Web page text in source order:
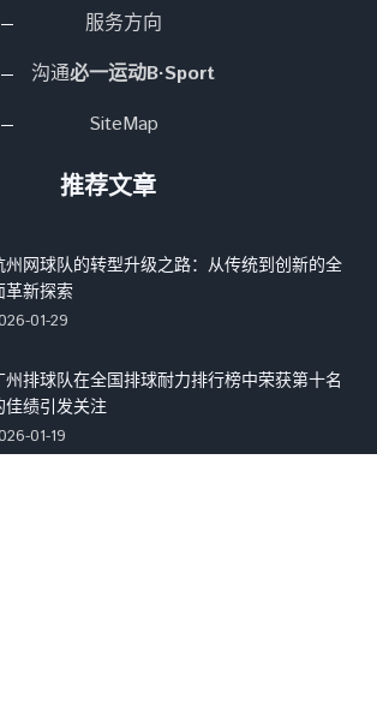
服务方向
沟通必一运动B·Sport
SiteMap
推荐文章
州网球队的转型升级之路：从传统到创新的全
革新探索
01-29
州排球队在全国排球耐力排行榜中荣获第十名
佳绩引发关注
01-19